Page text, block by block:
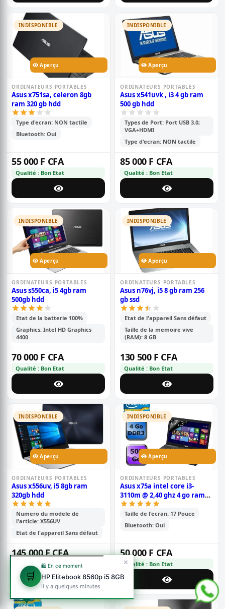
INDISPONIBLE
Aperçu
ORDINATEURS PORTABLES
Asus x751sa, celeron 8gb
ram 320 gb hdd
Type d'ecran: NON tactile
Bluetooth: Oui
55 000 F CFA
Qualité : Bon Etat
INDISPONIBLE
Aperçu
ORDINATEURS PORTABLES
Asus x541uvk , i3 4 gb ram
500 gb hdd
Types de Port: Port USB 3.0;
VGA+HDMI
Type d'ecran: NON tactile
85 000 F CFA
Qualité : Bon Etat
INDISPONIBLE
Aperçu
ORDINATEURS PORTABLES
Asus s550ca, i5 4gb ram
500gb hdd
Etat de la batterie 100%
Graphics: Intel HD Graphics
4400
70 000 F CFA
Qualité : Bon Etat
INDISPONIBLE
Aperçu
ORDINATEURS PORTABLES
Asus n76vj, i5 8 gb ram 256
gb ssd
Etat de l'appareil Sans défaut
Taille de la memoire vive
(RAM): 8 GB
130 500 F CFA
Qualité : Bon Etat
INDISPONIBLE
Aperçu
ORDINATEURS PORTABLES
Asus x556uv, i5 8gb ram
320gb hdd
Numero du modele de
l'article: X556UV
Etat de l'appareil Sans défaut
145 000 F CFA
Qualité : Bon Etat
INDISPONIBLE
Aperçu
ORDINATEURS PORTABLES
Asus x75a intel core i3-
3110m @ 2,40 ghz 4 go ram
ddr3, 500 gb hdd, 17 pouce
hd-led
Taille de l'ecran: 17 Pouce
Bluetooth: Oui
50 000 F CFA
Qualité : Bon Etat
🛒
🛍️ En ce moment
HP Elitebook 8560p i5 8GB
Il y a quelques minutes
✕